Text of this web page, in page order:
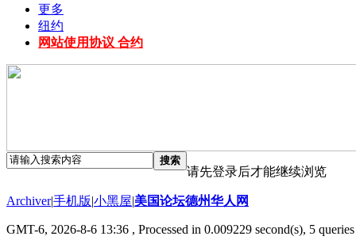
更多
纽约
网站使用协议 合约
搜索
请先登录后才能继续浏览
Archiver|手机版|小黑屋|美国论坛德州华人网
GMT-6, 2026-8-6 13:36 , Processed in 0.009229 second(s), 5